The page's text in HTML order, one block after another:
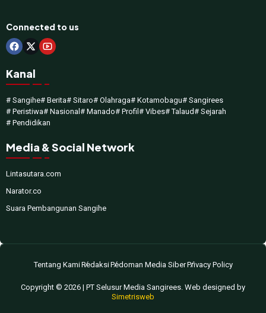
Connected to us
Kanal
# Sangihe# Berita# Sitaro# Olahraga# Kotamobagu# Sangirees
# Peristiwa# Nasional # Manado# Profil # Vibes# Talaud# Sejarah
# Pendidikan
Media & Social Network
Lintasutara.com
Narator.co
Suara Pembangunan Sangihe
Tentang KamiRedaksiPedoman Media SiberPrivacy Policy
Copyright © 2026 | PT Selusur Media Sangirees. Web designed by
Simetrisweb